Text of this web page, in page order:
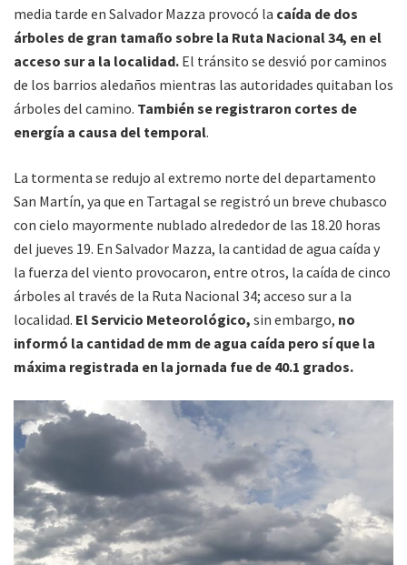
media tarde en Salvador Mazza provocó la caída de dos
árboles de gran tamaño sobre la Ruta Nacional 34, en el
acceso sur a la localidad. El tránsito se desvió por caminos
de los barrios aledaños mientras las autoridades quitaban los
árboles del camino. También se registraron cortes de
energía a causa del temporal.
La tormenta se redujo al extremo norte del departamento
San Martín, ya que en Tartagal se registró un breve chubasco
con cielo mayormente nublado alrededor de las 18.20 horas
del jueves 19. En Salvador Mazza, la cantidad de agua caída y
la fuerza del viento provocaron, entre otros, la caída de cinco
árboles al través de la Ruta Nacional 34; acceso sur a la
localidad. El Servicio Meteorológico, sin embargo, no
informó la cantidad de mm de agua caída pero sí que la
máxima registrada en la jornada fue de 40.1 grados.